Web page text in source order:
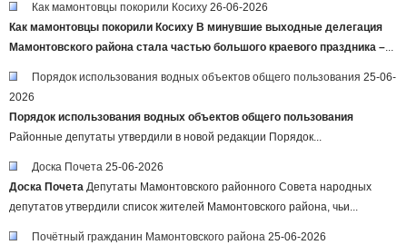
Как мамонтовцы покорили Косиху 26-06-2026
Как мамонтовцы покорили Косиху В минувшие выходные делегация
Мамонтовского района стала частью большого краевого праздника –...
Порядок использования водных объектов общего пользования 25-06-
2026
Порядок использования водных объектов общего пользования
Районные депутаты утвердили в новой редакции Порядок...
Доска Почета 25-06-2026
Доска Почета Депутаты Мамонтовского районного Совета народных
депутатов утвердили список жителей Мамонтовского района, чьи...
Почётный гражданин Мамонтовского района 25-06-2026